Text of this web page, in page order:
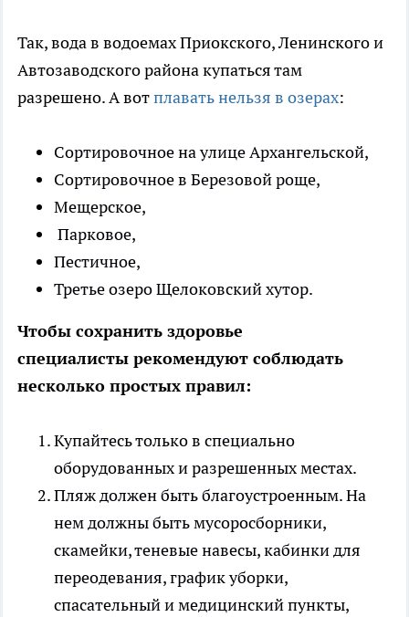
Так, вода в водоемах Приокского, Ленинского и
Автозаводского района купаться там
разрешено. А вотплавать нельзя в озерах:
Сортировочное на улице Архангельской,
Сортировочное в Березовой роще,
Мещерское,
Парковое,
Пестичное,
Третье озеро Щелоковский хутор.
Чтобы сохранить здоровье
специалисты рекомендуют соблюдать
несколько простых правил:
Купайтесь только в специально
оборудованных и разрешенных местах.
Пляж должен быть благоустроенным. На
нем должны быть мусоросборники,
скамейки, теневые навесы, кабинки для
переодевания, график уборки,
спасательный и медицинский пункты,